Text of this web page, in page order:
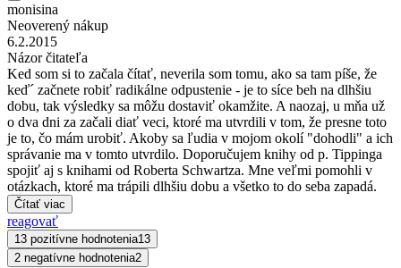
monisina
Neoverený nákup
6.2.2015
Názor čitateľa
Ked som si to začala čítať, neverila som tomu, ako sa tam píše, že
keď´ začnete robiť radikálne odpustenie - je to síce beh na dlhšiu
dobu, tak výsledky sa môžu dostaviť okamžite. A naozaj, u mňa už
o dva dni za začali diať veci, ktoré ma utvrdili v tom, že presne toto
je to, čo mám urobiť. Akoby sa ľudia v mojom okolí "dohodli" a ich
správanie ma v tomto utvrdilo. Doporučujem knihy od p. Tippinga
spojiť aj s knihami od Roberta Schwartza. Mne veľmi pomohli v
otázkach, ktoré ma trápili dlhšiu dobu a všetko to do seba zapadá.
Čítať viac
reagovať
13 pozitívne hodnotenia13
2 negatívne hodnotenia2